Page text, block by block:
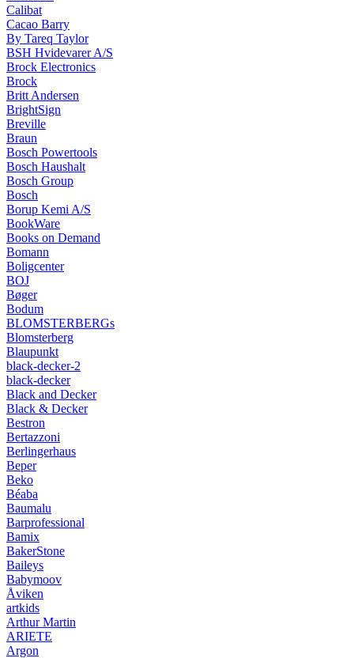
Calibat
Cacao Barry
By Tareq Taylor
BSH Hvidevarer A/S
Brock Electronics
Brock
Britt Andersen
BrightSign
Breville
Braun
Bosch Powertools
Bosch Haushalt
Bosch Group
Bosch
Borup Kemi A/S
BookWare
Books on Demand
Bomann
Boligcenter
BOJ
Bøger
Bodum
BLOMSTERBERGs
Blomsterberg
Blaupunkt
black-decker-2
black-decker
Black and Decker
Black & Decker
Bestron
Bertazzoni
Berlingerhaus
Beper
Beko
Béaba
Baumalu
Barprofessional
Bamix
BakerStone
Baileys
Babymoov
Åviken
artkids
Arthur Martin
ARIETE
Argon